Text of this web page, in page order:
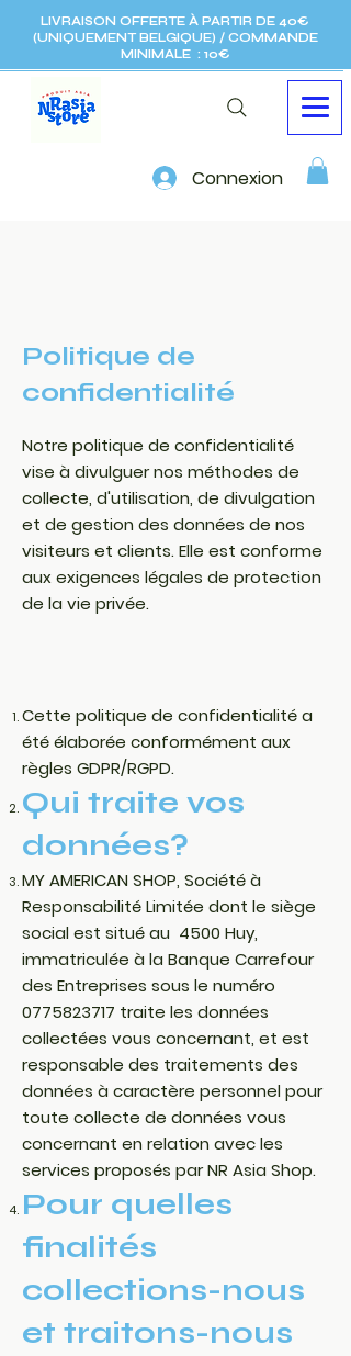
LIVRAISON OFFERTE À PARTIR DE 40€
(UNIQUEMENT BELGIQUE) / COMMANDE
MINIMALE : 10€
Connexion
Politique de
confidentialité
Notre politique de confidentialité
vise à divulguer nos méthodes de
collecte, d'utilisation, de divulgation
et de gestion des données de nos
visiteurs et clients. Elle est conforme
aux exigences légales de protection
de la vie privée.
Cette politique de confidentialité a
été élaborée conformément aux
règles GDPR/RGPD.
Qui traite vos
données?
MY AMERICAN SHOP, Société à
Responsabilité Limitée dont le siège
social est situé au 4500 Huy,
immatriculée à la Banque Carrefour
des Entreprises sous le numéro
0775823717 traite les données
collectées vous concernant, et est
responsable des traitements des
données à caractère personnel pour
toute collecte de données vous
concernant en relation avec les
services proposés par NR Asia Shop.
Pour quelles
finalités
collections-nous
et traitons-nous